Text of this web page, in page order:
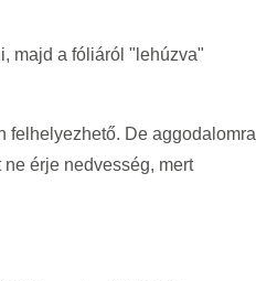
majd a fóliáról "lehúzva"
felhelyezhető. De aggodalomra
érje nedvesség, mert